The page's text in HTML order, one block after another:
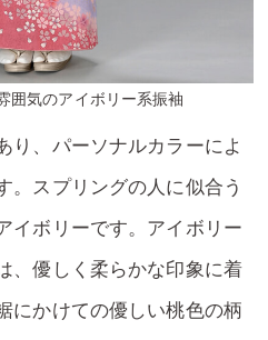
囲気のアイボリー系振袖
り、パーソナルカラーによ
。スプリングの人に似合う
イボリーです。アイボリー
、優しく柔らかな印象に着
にかけての優しい桃色の柄